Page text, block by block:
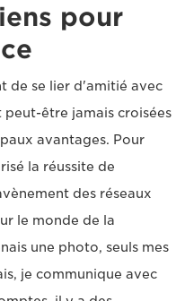
pour
de se lier d'amitié avec
être jamais croisées
avantages. Pour
la réussite de
des réseaux
le monde de la
une photo, seuls mes
je communique avec